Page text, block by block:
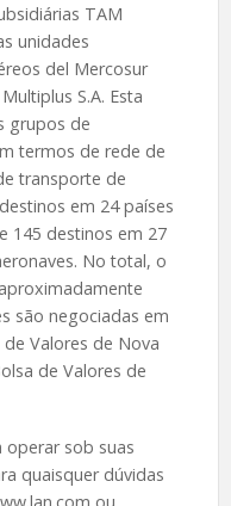
TAM
unidades
del Mercosur
S.A. Esta
grupos de
termos de rede de
transporte de
em 24 países
145 destinos em 27
No total, o
são negociadas em
Valores de Nova
de Valores de
operar sob suas
quaisquer dúvidas